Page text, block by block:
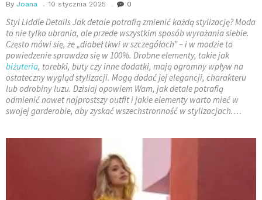
By Joana 10 stycznia 2025 0
Styl Liddle Details Jak detale potrafią zmienić każdą stylizację? Moda
to nie tylko ubrania, ale przede wszystkim sposób wyrażania siebie.
Często mówi się, że „diabeł tkwi w szczegółach” – i w modzie to
powiedzenie sprawdza się w 100%. Drobne elementy, takie jak
biżuteria, torebki, buty czy inne dodatki, mają ogromny wpływ na
ostateczny wygląd stylizacji. Mogą dodać jej elegancji, charakteru
lub odrobiny luzu. Dzisiaj opowiem Wam, jak detale potrafią
odmienić nawet najprostszy outfit i jakie elementy warto mieć w
swojej garderobie, aby zyskać wszechstronność w stylizacjach.…